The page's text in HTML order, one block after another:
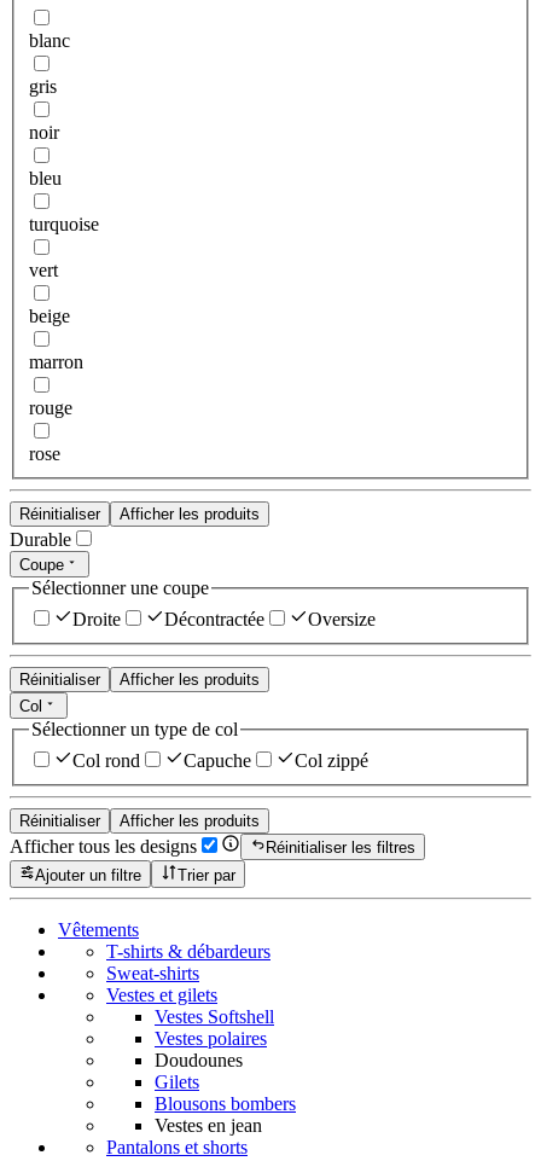
blanc
gris
noir
bleu
turquoise
vert
beige
marron
rouge
rose
Réinitialiser Afficher les produits
Durable
Coupe
Sélectionner une coupe
Droite
Décontractée Oversize
Réinitialiser
Afficher les produits
Col
Sélectionner un type de col
Col rond
Capuche Col zippé
Réinitialiser Afficher les produits
Afficher tous les designs
Réinitialiser les filtres
Ajouter un filtre
Trier par
Vêtements
T-shirts & débardeurs
Sweat-shirts
Vestes et gilets
Vestes Softshell
Vestes polaires
Doudounes
Gilets
Blousons bombers
Vestes en jean
Pantalons et shorts